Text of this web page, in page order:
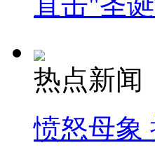
热点新闻
愤怒母象